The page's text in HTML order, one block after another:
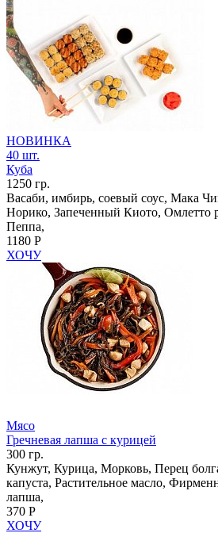
НОВИНКА
40 шт.
Куба
1250 гр.
Васаби, имбирь, соевый соус, Мака
Норико, Запеченный Киото, Омлетто
Пеппа,
1180 Р
ХОЧУ
Мясо
Гречневая лапша с курицей
300 гр.
Кунжут, Курица, Морковь, Перец
капуста, Растительное масло,
лапша,
370 Р
ХОЧУ